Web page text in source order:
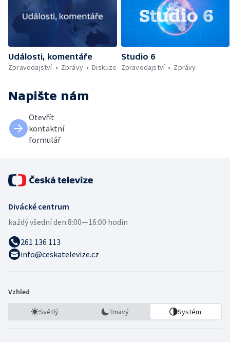
Události, komentáře
Zpravodajství
Zprávy Diskuze
Studio 6
Zpravodajství
Zprávy
Napište nám
Otevřít
kontaktní
formulář
Divácké centrum
každý všední den:8:00—16:00 hodin
261 136 113
info@ceskatelevize.cz
Vzhled
Světlý Tmavý Systém